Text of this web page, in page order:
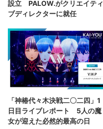
設立 PALOW.がクリエイティ
ブディレクターに就任
「神椿代々木決戦二〇二四」1
日目ライブレポート 5人の魔
女が迎えた必然的最高の日